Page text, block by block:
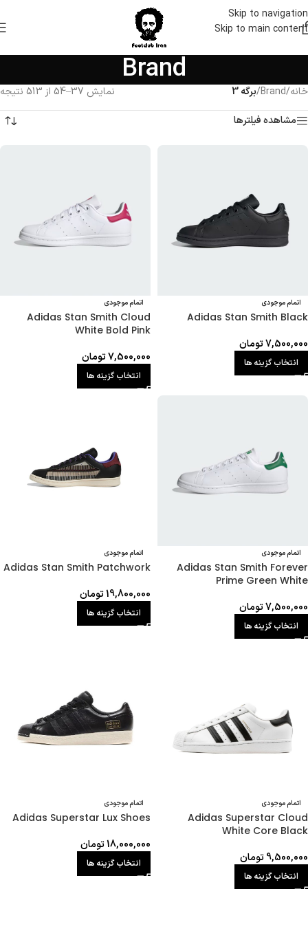
Skip to navigation
Skip to main content
Brand
خانه/
Brand
/برگه 3
نمایش 37–54 از 513 نتیجه
مشاهده فیلترها
اتمام موجودی
Adidas Stan Smith Black
7,500,000تومان
انتخاب گزینه ها
اتمام موجودی
Adidas Stan Smith Cloud
White Bold Pink
7,500,000تومان
انتخاب گزینه ها
اتمام موجودی
Adidas Stan Smith Forever
Prime Green White
7,500,000تومان
انتخاب گزینه ها
اتمام موجودی
Adidas Stan Smith Patchwork
19,800,000تومان
انتخاب گزینه ها
اتمام موجودی
Adidas Superstar Cloud
White Core Black
9,500,000تومان
انتخاب گزینه ها
اتمام موجودی
Adidas Superstar Lux Shoes
18,000,000تومان
انتخاب گزینه ها